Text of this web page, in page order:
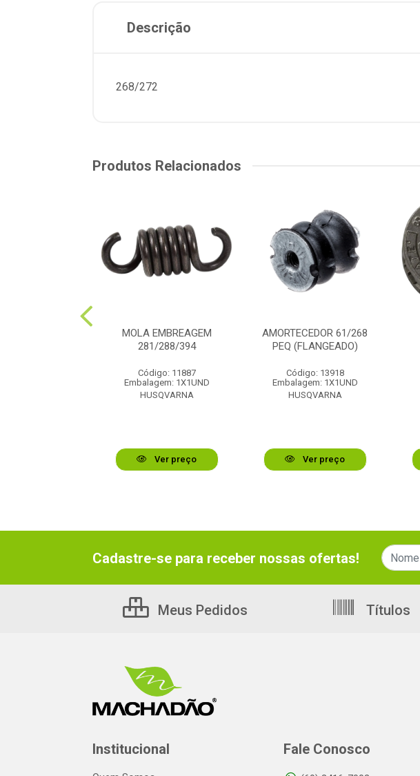
Descrição
268/272
Produtos Relacionados
MOLA EMBREAGEM
281/288/394
Código: 11887
Embalagem: 1X1UND
HUSQVARNA
Ver preço
AMORTECEDOR 61/268
PEQ (FLANGEADO)
Código: 13918
Embalagem: 1X1UND
HUSQVARNA
Ver preço
Cadastre-se para receber nossas ofertas!
Meus Pedidos Títulos
Institucional Fale Conosco